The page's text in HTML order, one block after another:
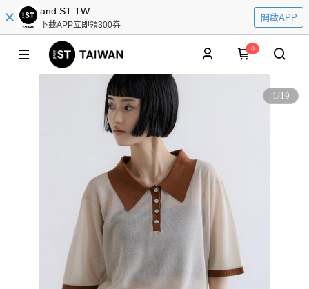
and ST TW
下載APP立即領300券
開啟APP
0
1/19